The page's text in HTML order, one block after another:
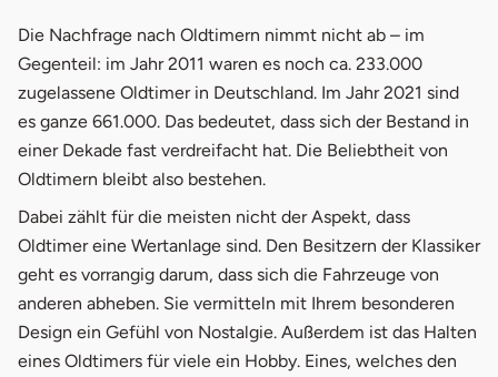
Die Nachfrage nach Oldtimern nimmt nicht ab – im
Gegenteil: im Jahr 2011 waren es noch ca. 233.000
zugelassene Oldtimer in Deutschland. Im Jahr 2021 sind
es ganze 661.000. Das bedeutet, dass sich der Bestand in
einer Dekade fast verdreifacht hat. Die Beliebtheit von
Oldtimern bleibt also bestehen.
Dabei zählt für die meisten nicht der Aspekt, dass
Oldtimer eine Wertanlage sind. Den Besitzern der Klassiker
geht es vorrangig darum, dass sich die Fahrzeuge von
anderen abheben. Sie vermitteln mit Ihrem besonderen
Design ein Gefühl von Nostalgie. Außerdem ist das Halten
eines Oldtimers für viele ein Hobby. Eines, welches den